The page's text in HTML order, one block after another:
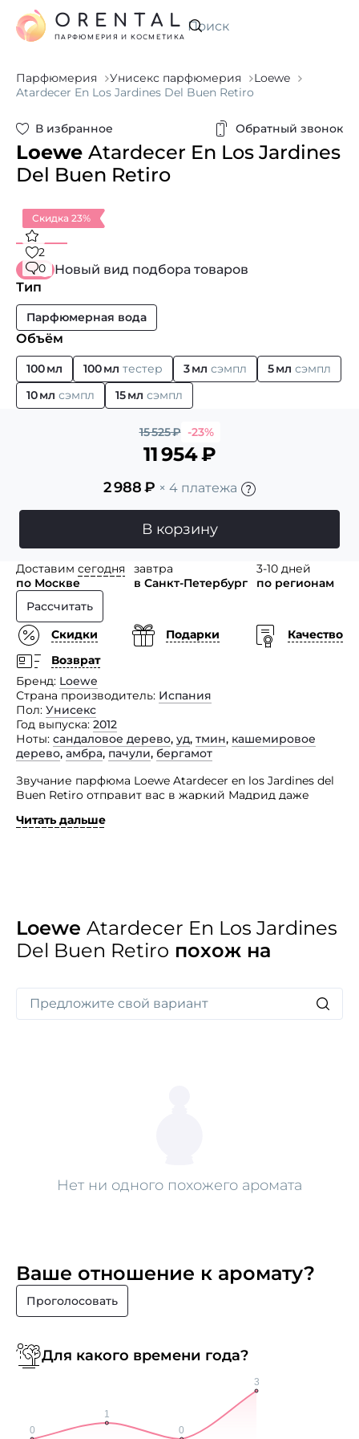
Искать
ORENTAL
ПАРФЮМЕРИЯ И КОСМЕТИКА
Парфюмерия Унисекс парфюмерия
Loewe
Atardecer En Los Jardines Del Buen Retiro
В избранное Обратный звонок
Loewe Atardecer En Los Jardines
Del Buen Retiro
Скидка 23%
2
0
Новый вид подбора товаров
Тип
Парфюмерная вода
Объём
100 мл 100 мл тестер 3 мл сэмпл 5 мл сэмпл
10 мл сэмпл 15 мл сэмпл
15 525₽ -23%
11 954₽
2 988₽ × 4 платежа
В корзину
Доставим сегодня
по Москве
завтра
в Санкт-Петербург
3-10 дней
по регионам
Рассчитать
Скидки
Подарки
Качество
Возврат
Бренд Loewe
Страна производитель Испания
Пол Унисекс
Год выпуска 2012
Ноты сандаловое дерево, уд, тмин, кашемировое
дерево, амбра, пачули, бергамот
Звучание парфюма Loewe Atardecer en los Jardines del
Buen Retiro отправит вас в жаркий Мадрид даже
проведет вас по улочкам столицы Испании, которые
проведут по улице Алкала. По проспекту Мендес-и-
Пелайо вы столкнетесь с травянистыми пачули,
древесными нотами сандала и агара, которые
Читать дальше
Loewe Atardecer En Los Jardines
Del Buen Retiro похож на
Нет ни одного похожего аромата
Ваше отношение к аромату?
Проголосовать
Для какого времени года?